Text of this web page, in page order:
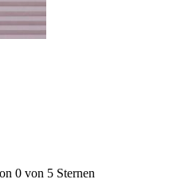
0 von 5 Sternen